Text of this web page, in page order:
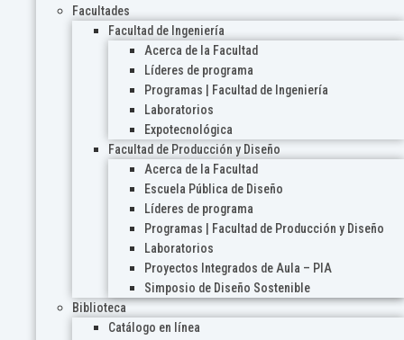
Facultades
Facultad de Ingeniería
Acerca de la Facultad
Líderes de programa
Programas | Facultad de Ingeniería
Laboratorios
Expotecnológica
Facultad de Producción y Diseño
Acerca de la Facultad
Escuela Pública de Diseño
Líderes de programa
Programas | Facultad de Producción y Diseño
Laboratorios
Proyectos Integrados de Aula – PIA
Simposio de Diseño Sostenible
Biblioteca
Catálogo en línea